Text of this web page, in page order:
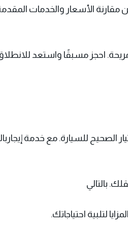
مقارنة الأسعار والخدمات
احجز مسبقًا واستعد
الصحيح للسيارة. مع خدمة
بالتالي
لتلبية احتياجاتك.